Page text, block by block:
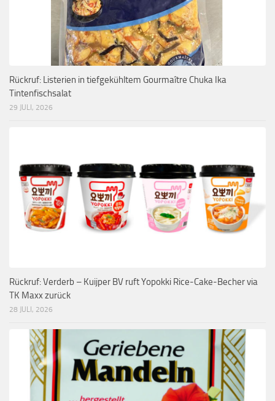
Rückruf: Listerien in tiefgekühltem Gourmaître Chuka Ika
Tintenfischsalat
29 JULI, 2026
Rückruf: Verderb – Kuijper BV ruft Yopokki Rice-Cake-Becher via
TK Maxx zurück
28 JULI, 2026